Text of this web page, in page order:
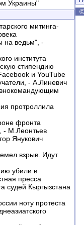
Украины"
митинга-
на ведьм", -
института
стипендию
и YouTube
- А.Линевич
протроллила
фронта
- М.Леонтьев
Янукович
взрыв. Идут
убили в
пресса
судей Кыргызстана
ноту протеста
©